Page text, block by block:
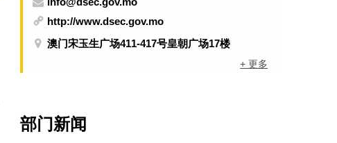
http://www.dsec.gov.mo
澳门宋玉生广场411-417号皇朝广场17楼
+ 更多
部门新闻